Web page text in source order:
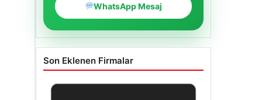
WhatsApp Mesaj
Son Eklenen Firmalar